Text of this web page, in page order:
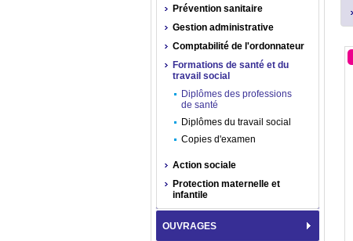
Prévention sanitaire
Gestion administrative
Comptabilité de l'ordonnateur
Formations de santé et du
travail social
Diplômes des professions
de santé
Diplômes du travail social
Copies d'examen
Action sociale
Protection maternelle et
infantile
OUVRAGES